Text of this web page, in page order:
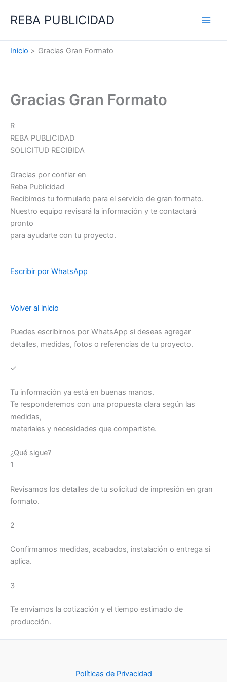
REBA PUBLICIDAD
Inicio Gracias Gran Formato
Gracias Gran Formato
R
REBA PUBLICIDAD
SOLICITUD RECIBIDA
Gracias por confiar en
Reba Publicidad
Recibimos tu formulario para el servicio de gran formato.
Nuestro equipo revisará la información y te contactará
pronto
para ayudarte con tu proyecto.
Escribir por WhatsApp
Volver al inicio
Puedes escribirnos por WhatsApp si deseas agregar
detalles, medidas, fotos o referencias de tu proyecto.
✓
Tu información ya está en buenas manos.
Te responderemos con una propuesta clara según las
medidas,
materiales y necesidades que compartiste.
¿Qué sigue?
1
Revisamos los detalles de tu solicitud de impresión en gran
formato.
2
Confirmamos medidas, acabados, instalación o entrega si
aplica.
3
Te enviamos la cotización y el tiempo estimado de
producción.
Políticas de Privacidad